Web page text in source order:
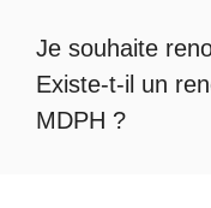
Je souhaite
Existe-t-il un
MDPH ?